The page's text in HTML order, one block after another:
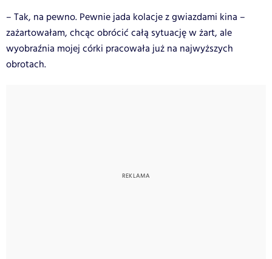
– Tak, na pewno. Pewnie jada kolacje z gwiazdami kina –
zażartowałam, chcąc obrócić całą sytuację w żart, ale
wyobraźnia mojej córki pracowała już na najwyższych
obrotach.